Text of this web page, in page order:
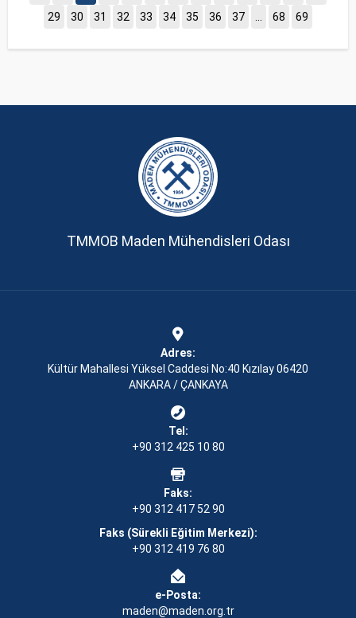
29
30 31 32 33 34 35 36 37 68 69
TMMOB Maden Mühendisleri Odası
Adres:
Kültür Mahallesi Yüksel Caddesi No:40 Kızılay 06420
ANKARA / ÇANKAYA
Tel:
+90 312 425 10 80
Faks:
+90 312 417 52 90
Faks (Sürekli Eğitim Merkezi):
+90 312 419 76 80
e-Posta:
maden@maden.org.tr